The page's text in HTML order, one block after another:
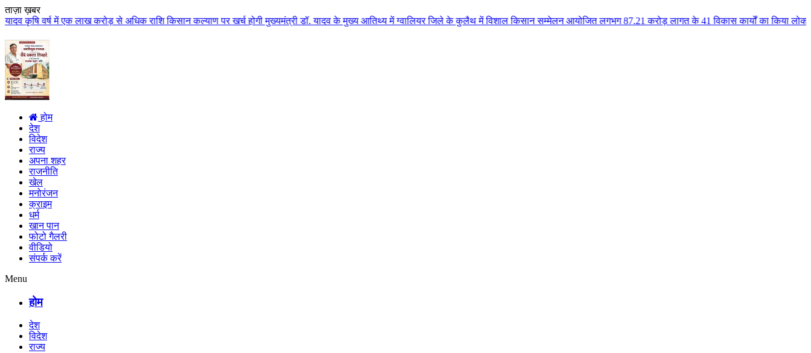
ताज़ा ख़बर
लाख करोड़ से अधिक राशि किसान कल्याण पर खर्च होगी मुख्यमंत्री डॉ. यादव के मुख्य आतिथ्य में ग्वालियर जिले के कुलैथ में विशाल किसान सम्मेलन आयोजित लगभग 87.21 करोड़ लागत के 41 विकास कार्यों का किया लोकार्पण एवं भूमिपूजन
होम
देश
विदेश
राज्य
अपना शहर
राजनीति
खेल
मनोरंजन
क्राइम
धर्म
खान पान
फोटो गैलरी
वीडियो
संपर्क करें
Menu
होम
देश
विदेश
राज्य